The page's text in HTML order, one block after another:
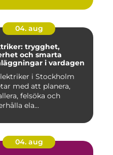
04. aug
trygghet,
och smarta
i vardagen
i Stockholm
med att planera,
felsöka och
ela...
04. aug